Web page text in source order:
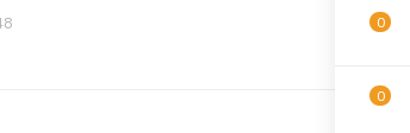
0
0